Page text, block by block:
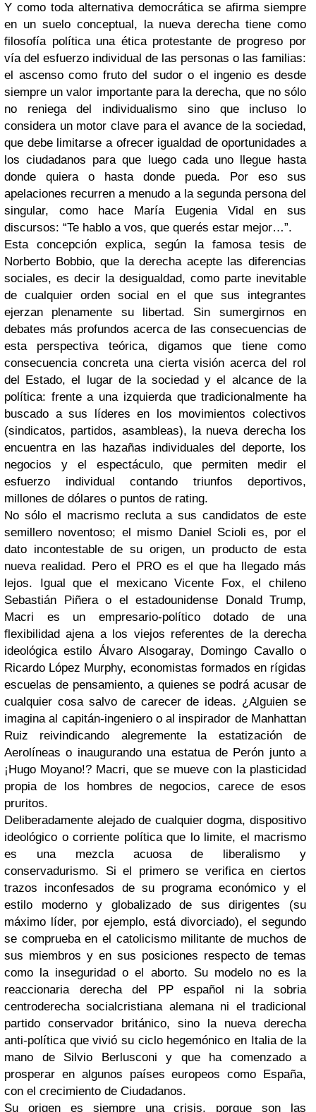
Y como toda alternativa democrática se afirma siempre
en un suelo conceptual, la nueva derecha tiene como
filosofía política una ética protestante de progreso por
vía del esfuerzo individual de las personas o las familias:
el ascenso como fruto del sudor o el ingenio es desde
siempre un valor importante para la derecha, que no sólo
no reniega del individualismo sino que incluso lo
considera un motor clave para el avance de la sociedad,
que debe limitarse a ofrecer igualdad de oportunidades a
los ciudadanos para que luego cada uno llegue hasta
donde quiera o hasta donde pueda. Por eso sus
apelaciones recurren a menudo a la segunda persona del
singular, como hace María Eugenia Vidal en sus
discursos: “Te hablo a vos, que querés estar mejor…”.
Esta concepción explica, según la famosa tesis de
Norberto Bobbio, que la derecha acepte las diferencias
sociales, es decir la desigualdad, como parte inevitable
de cualquier orden social en el que sus integrantes
ejerzan plenamente su libertad. Sin sumergirnos en
debates más profundos acerca de las consecuencias de
esta perspectiva teórica, digamos que tiene como
consecuencia concreta una cierta visión acerca del rol
del Estado, el lugar de la sociedad y el alcance de la
política: frente a una izquierda que tradicionalmente ha
buscado a sus líderes en los movimientos colectivos
(sindicatos, partidos, asambleas), la nueva derecha los
encuentra en las hazañas individuales del deporte, los
negocios y el espectáculo, que permiten medir el
esfuerzo individual contando triunfos deportivos,
millones de dólares o puntos de rating.
No sólo el macrismo recluta a sus candidatos de este
semillero noventoso; el mismo Daniel Scioli es, por el
dato incontestable de su origen, un producto de esta
nueva realidad. Pero el PRO es el que ha llegado más
lejos. Igual que el mexicano Vicente Fox, el chileno
Sebastián Piñera o el estadounidense Donald Trump,
Macri es un empresario-político dotado de una
flexibilidad ajena a los viejos referentes de la derecha
ideológica estilo Álvaro Alsogaray, Domingo Cavallo o
Ricardo López Murphy, economistas formados en rígidas
escuelas de pensamiento, a quienes se podrá acusar de
cualquier cosa salvo de carecer de ideas. ¿Alguien se
imagina al capitán-ingeniero o al inspirador de Manhattan
Ruiz reivindicando alegremente la estatización de
Aerolíneas o inaugurando una estatua de Perón junto a
¡Hugo Moyano!? Macri, que se mueve con la plasticidad
propia de los hombres de negocios, carece de esos
pruritos.
Deliberadamente alejado de cualquier dogma, dispositivo
ideológico o corriente política que lo limite, el macrismo
es una mezcla acuosa de liberalismo y
conservadurismo. Si el primero se verifica en ciertos
trazos inconfesados de su programa económico y el
estilo moderno y globalizado de sus dirigentes (su
máximo líder, por ejemplo, está divorciado), el segundo
se comprueba en el catolicismo militante de muchos de
sus miembros y en sus posiciones respecto de temas
como la inseguridad o el aborto. Su modelo no es la
reaccionaria derecha del PP español ni la sobria
centroderecha socialcristiana alemana ni el tradicional
partido conservador británico, sino la nueva derecha
anti-política que vivió su ciclo hegemónico en Italia de la
mano de Silvio Berlusconi y que ha comenzado a
prosperar en algunos países europeos como España,
con el crecimiento de Ciudadanos.
Su origen es siempre una crisis, porque son las